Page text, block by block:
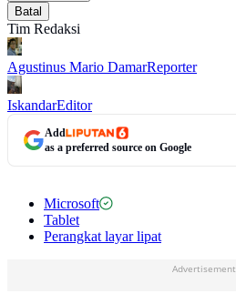
Batal
Tim Redaksi
Agustinus Mario DamarReporter
IskandarEditor
Add
as a preferred source on Google
Microsoft
Tablet
Perangkat layar lipat
Advertisement